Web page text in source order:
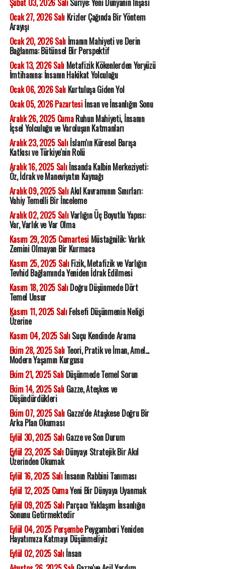
Şubat 03, 2026 SalıSuriye: Yeni Dünyanın İnşası
Ocak 27, 2026 SalıKrizler Çağında Bir Yöntem
Arayışı
Ocak 20, 2026 Salıİmanın Mahiyeti ve Derin
Bağlanma: Bütünsel Bir Perspektif
Ocak 13, 2026 SalıMetafizik Kökenlerden Yeryüzü
İmtihanına: İnsanın Hakikat Yolculuğu
Ocak 06, 2026 SalıKurtuluşa Giden Yol
Ocak 05, 2026 Pazartesiİnsan ve İnsanlığın Sonu
Aralık 26, 2025 CumaRuhun Mahiyeti, İnsanın
İçsel Yolculuğu ve Varoluşun Katmanları
Aralık 23, 2025 Salıİslam'ın Küresel Barışa
Katkısı ve Türkiye'nin Rolü
Aralık 16, 2025 Salıİnsanda Kalbin Merkeziyeti:
Öz, İdrak ve Maneviyatın Kaynağı
Aralık 09, 2025 SalıAkıl Kavramının Sınırları:
Vahiy Temelli Bir İnceleme
Aralık 02, 2025 SalıVarlığın Üç Boyutlu Yapısı:
Var, Varlık ve Var Olma
Kasım 29, 2025 CumartesiMüstağnilik: Varlık
Zemini Olmayan Bir Kurmaca
Kasım 25, 2025 SalıFizik, Metafizik ve Varlığın
Tevhid Bağlamında Yeniden İdrak Edilmesi
Kasım 18, 2025 SalıDoğru Düşünmede Dört
Temel Unsur
Kasım 11, 2025 SalıFelsefi Düşünmenin Neliği
Üzerine
Kasım 04, 2025 SalıSuçu Kendinde Arama
Ekim 28, 2025 SalıTeori, Pratik ve İman, Amel...
Modern Yaşamın Kurgusu
Ekim 21, 2025 SalıDüşünmede Temel Sorun
Ekim 14, 2025 SalıGazze, Ateşkes ve
Düşündürdükleri
Ekim 07, 2025 SalıGazze'de Ataşkese Doğru Bir
Arka Plan Okuması
Eylül 30, 2025 SalıGazze ve Son Durum
Eylül 23, 2025 SalıDünyayı Stratejik Bir Akıl
Üzerinden Okumak
Eylül 16, 2025 Salıİnsanın Rabbini Tanıması
Eylül 12, 2025 CumaYeni Bir Dünyaya Uyanmak
Eylül 09, 2025 SalıParçacı Yaklaşım İnsanlığın
Sonunu Getirmektedir
Eylül 04, 2025 PerşembePeygamberi Yeniden
Hayatımıza Katmayı Düşünmeliyiz
Eylül 02, 2025 Salıİnsan